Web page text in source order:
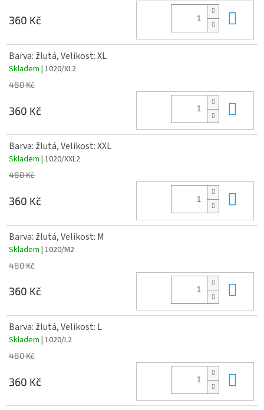
360 Kč
Barva: žlutá, Velikost: XL
Skladem | 1020/XL2
480 Kč
360 Kč
Barva: žlutá, Velikost: XXL
Skladem | 1020/XXL2
480 Kč
360 Kč
Barva: žlutá, Velikost: M
Skladem | 1020/M2
480 Kč
360 Kč
Barva: žlutá, Velikost: L
Skladem | 1020/L2
480 Kč
360 Kč